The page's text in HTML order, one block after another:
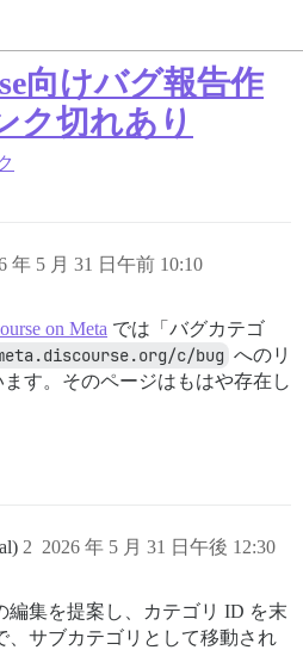
向けバグ報告作
ク切れあり
年 5 月 31 日午前 10:10
on Meta では「バグカテゴ
c/bug へのリ
す。そのページはもはや存在し
2026 年 5 月 31 日午後 12:30
2
編集を提案し、カテゴリ ID を末
、サブカテゴリとして移動され